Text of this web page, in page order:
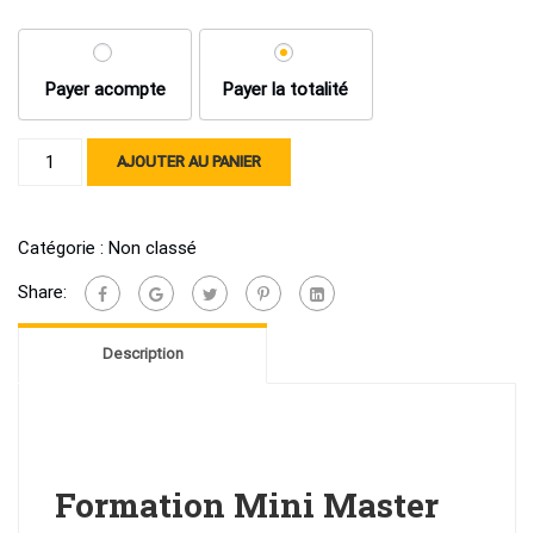
Payer acompte Payer la totalité
quantité
Mini
Machine
Learning
Agdal
AJOUTER AU PANIER
Catégorie : Non classé
Share:
Description
Formation Mini Master